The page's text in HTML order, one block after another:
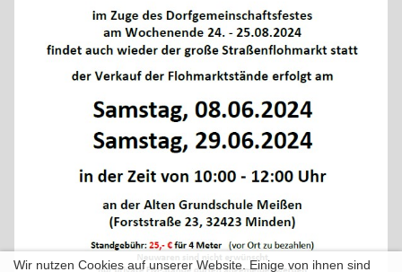
Wir nutzen Cookies auf unserer Website. Einige von ihnen sind